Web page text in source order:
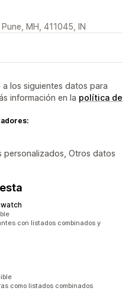
MH, 411045, IN
los siguientes datos para
información en la política de
personalizados, Otros datos
con listados combinados y
como listados combinados